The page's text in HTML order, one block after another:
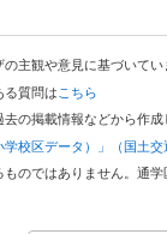
主観や意見に基づいて
る質問はこちら
の掲載情報などから作
学校区データ）」（国土交
のではありません。通